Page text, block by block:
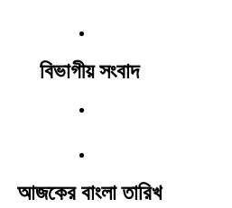
বিভাগীয় সংবাদ
আজকের বাংলা তারিখ